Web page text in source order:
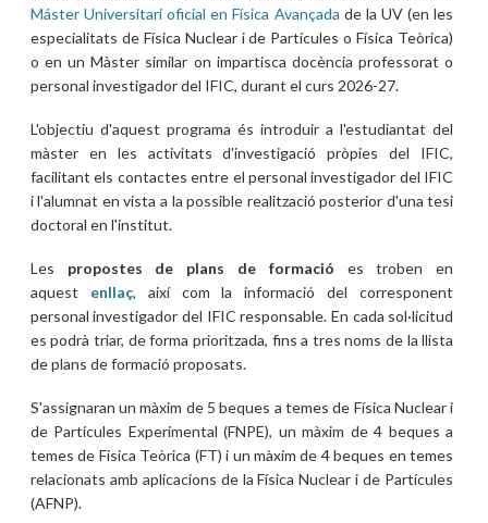
Máster Universitari oficial en Física Avançada de la UV (en les
especialitats de Física Nuclear i de Partícules o Física Teòrica)
o en un Màster similar on impartisca docència professorat o
personal investigador del IFIC, durant el curs 2026-27.
L'objectiu d'aquest programa és introduir a l'estudiantat del
màster en les activitats d'investigació pròpies del IFIC,
facilitant els contactes entre el personal investigador del IFIC
i l'alumnat en vista a la possible realització posterior d'una tesi
doctoral en l'institut.
Les propostes de plans de formació es troben en
aquest
enllaç,
així com la informació del corresponent
personal investigador del IFIC responsable. En cada sol·licitud
es podrà triar, de forma prioritzada, fins a tres noms de la llista
de plans de formació proposats.
S'assignaran un màxim de 5 beques a temes de Física Nuclear i
de Partícules Experimental (FNPE), un màxim de 4 beques a
temes de Física Teòrica (FT) i un màxim de 4 beques en temes
relacionats amb aplicacions de la Física Nuclear i de Partícules
(AFNP).